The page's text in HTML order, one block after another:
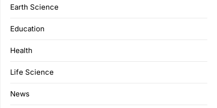
Earth Science
Education
Health
Life Science
News